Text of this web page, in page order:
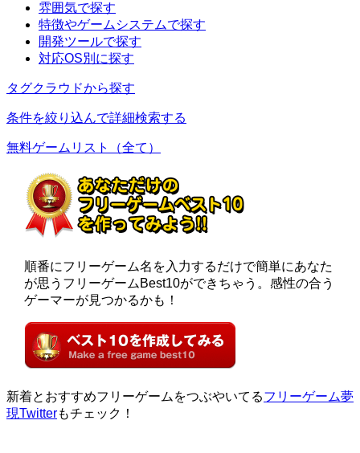
雰囲気で探す
特徴やゲームシステムで探す
開発ツールで探す
対応OS別に探す
タグクラウドから探す
条件を絞り込んで詳細検索する
無料ゲームリスト（全て）
順番にフリーゲーム名を入力するだけで簡単にあなた
が思うフリーゲームBest10ができちゃう。感性の合う
ゲーマーが見つかるかも！
新着とおすすめフリーゲームをつぶやいてるフリーゲーム夢
現Twitterもチェック！